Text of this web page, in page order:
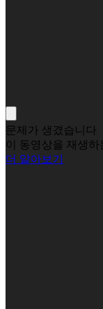
문제가 생겼습니다
이 동영상을 재생
더 알아보기